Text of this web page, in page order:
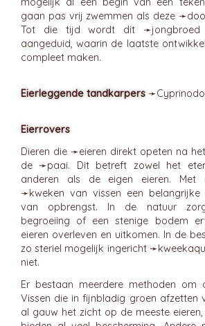
gaan pas vrij zwemmen als deze ➛
Tot die tijd wordt dit ➛jongbroed
aangeduid, waarin de laatste
compleet maken.
Eierleggende tandkarpers ➛
Eierrovers
Dieren die ➛eieren direkt opeten na
de ➛paai. Dit betreft zowel het
anderen als de eigen eieren. Met
➛kweken van vissen een
van opbrengst. In de natuur
begroeiing of een stenige bodem
eieren overleven en uitkomen. In de
zo steriel mogelijk ingericht ➛
niet.
Er bestaan meerdere methoden om
Vissen die in fijnbladig groen afzetten
al gauw het zicht op de meeste